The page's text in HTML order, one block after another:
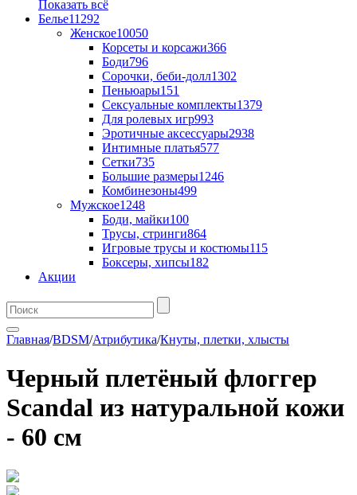
Показать всё
Белье11292
Женское10050
Корсеты и корсажи366
Боди796
Сорочки, беби-долл1302
Пеньюары151
Сексуальные комплекты1379
Для ролевых игр993
Эротичные аксессуары2938
Интимные платья577
Сетки735
Большие размеры1246
Комбинезоны499
Мужское1248
Боди, майки100
Трусы, стринги864
Игровые трусы и костюмы115
Боксеры, хипсы182
Акции
Главная/BDSM/Атрибутика/Кнуты, плетки, хлысты
Черный плетёный флоггер
Scandal из натуральной кожи
- 60 см